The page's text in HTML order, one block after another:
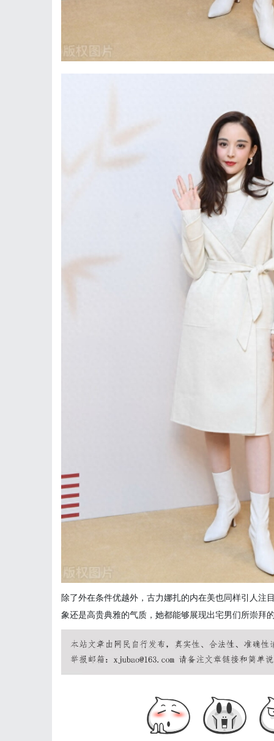
除了外在条件优越外，古力娜扎的内在美也同样引人注
象还是高贵典雅的气质，她都能够展现出宅男们所崇拜